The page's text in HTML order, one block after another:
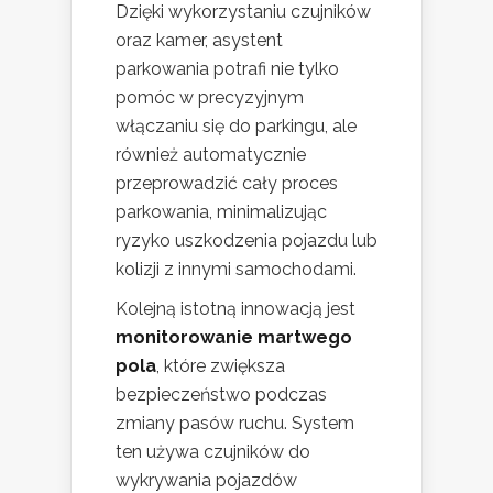
Dzięki wykorzystaniu czujników
oraz kamer, asystent
parkowania potrafi nie tylko
pomóc w precyzyjnym
włączaniu się do parkingu, ale
również automatycznie
przeprowadzić cały proces
parkowania, minimalizując
ryzyko uszkodzenia pojazdu lub
kolizji z innymi samochodami.
Kolejną istotną innowacją jest
monitorowanie martwego
pola, które zwiększa
bezpieczeństwo podczas
zmiany pasów ruchu. System
ten używa czujników do
wykrywania pojazdów